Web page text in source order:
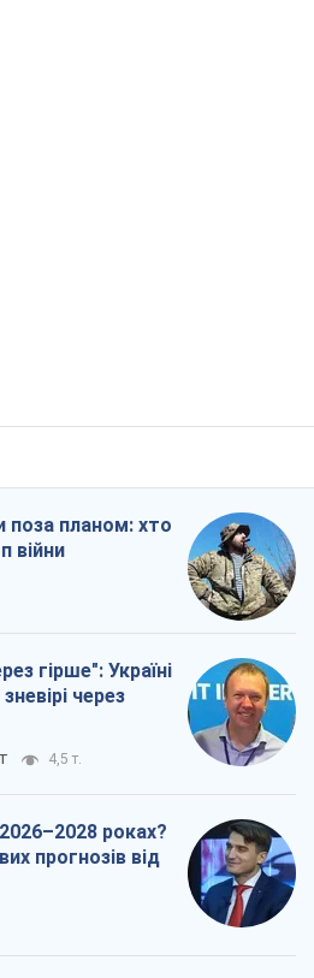
поза планом: хто
війни
гірше": Україні
через
4,5 т.
роках?
прогнозів від